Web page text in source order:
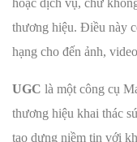
thương hiệu. Điều này
hạng cho đến ảnh,
UGC là một công cụ
thương hiệu khai thác
tạo dựng niềm tin với